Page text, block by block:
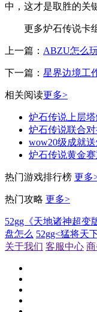
中，这才是取胜的关
更多炉石传说卡组
上一篇： ABZU怎么
下一篇： 星界边境工
相关阅读更多>
炉石传说上层
炉石传说联合
wow20级成就
炉石传说黄金
热门游戏排行榜 更多
热门攻略 更多>
52gg《天地诸神超变
盘怎么 52gg<猛将天
关于我们 客服中心